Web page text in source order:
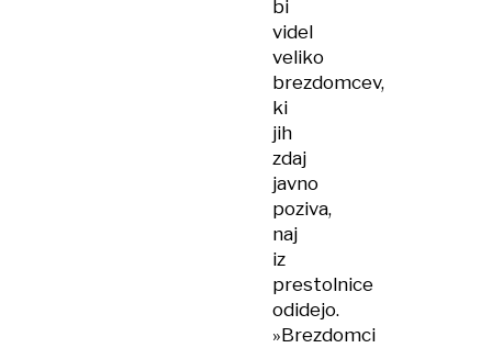
bi
videl
veliko
brezdomcev,
ki
jih
zdaj
javno
poziva,
naj
iz
prestolnice
odidejo.
»Brezdomci